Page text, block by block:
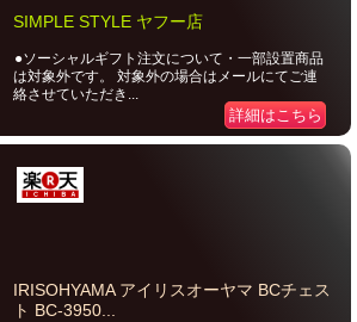
SIMPLE STYLE ヤフー店
●ソーシャルギフト注文について・一部設置商品
は対象外です。 対象外の場合はメールにてご連
絡させていただき...
詳細はこちら
IRISOHYAMA アイリスオーヤマ BCチェス
ト BC-3950...